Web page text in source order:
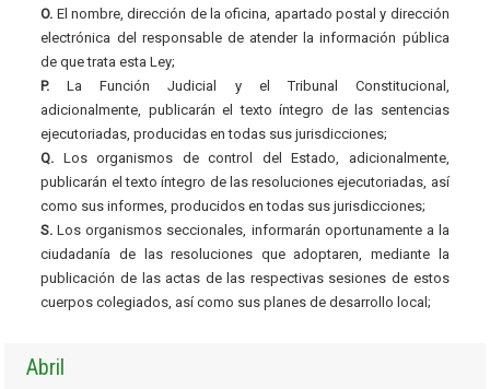
O. El nombre, dirección de la oficina, apartado postal y dirección
electrónica del responsable de atender la información pública
de que trata esta Ley;
P. La Función Judicial y el Tribunal Constitucional,
adicionalmente, publicarán el texto íntegro de las sentencias
ejecutoriadas, producidas en todas sus jurisdicciones;
Q. Los organismos de control del Estado, adicionalmente,
publicarán el texto íntegro de las resoluciones ejecutoriadas, así
como sus informes, producidos en todas sus jurisdicciones;
S. Los organismos seccionales, informarán oportunamente a la
ciudadanía de las resoluciones que adoptaren, mediante la
publicación de las actas de las respectivas sesiones de estos
cuerpos colegiados, así como sus planes de desarrollo local;
Abril